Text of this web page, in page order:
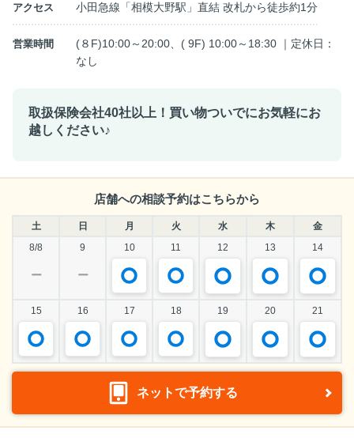
アクセス 小田急線「相模大野駅」直結 改札から徒歩約1分
営業時間
(８F)10:00～20:00、( 9F) 10:00～18:30 ｜定休日：
なし
取扱保険会社40社以上！買い物ついでにお気軽にお
越しください♪
店舗への相談予約はこちらから
土 日 月 火 水 木
金
8/8
9 10 11 12 13 14
ー ー
15 16 17 18 19 20 21
ネットで予約する